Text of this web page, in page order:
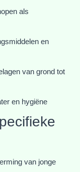
als
en
van grond tot
en hygiëne
van jonge